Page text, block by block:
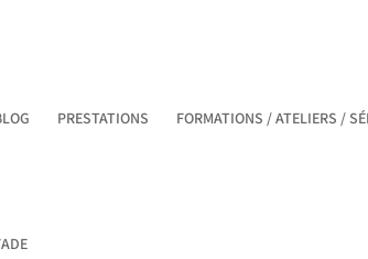
PRESTATIONS FORMATIONS / ATELIERS /